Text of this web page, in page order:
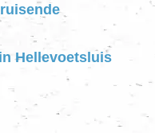
Hellevoetsluis